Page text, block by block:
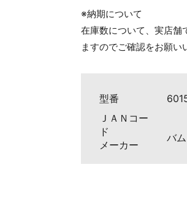
※納期について
在庫数について、実店舗
ますのでご確認をお願い
型番
ＪＡＮコー
ド
メーカー
バ